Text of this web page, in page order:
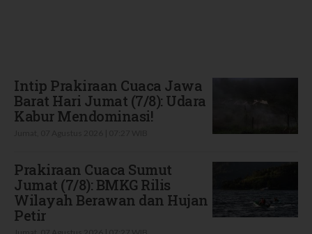
Intip Prakiraan Cuaca Jawa
Barat Hari Jumat (7/8): Udara
Kabur Mendominasi!
Prakiraan Cuaca Sumut
Jumat (7/8): BMKG Rilis
Wilayah Berawan dan Hujan
Petir